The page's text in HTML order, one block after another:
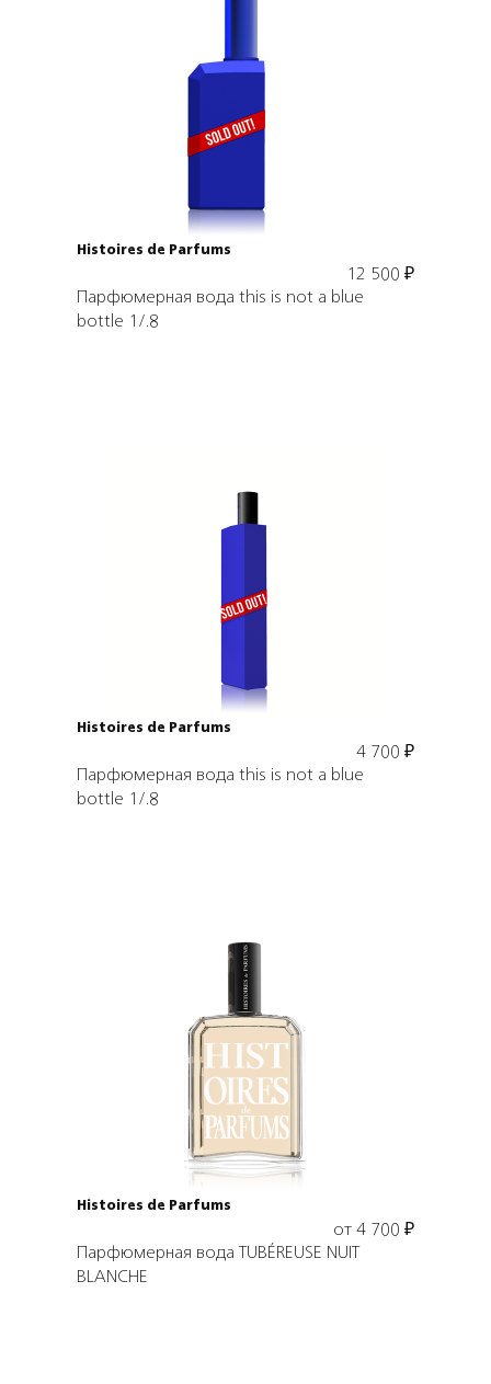
Подробнее
В корзину
Histoires de Parfums
12 500 ₽
Парфюмерная вода this is not a blue
bottle 1/.8
В корзину
Histoires de Parfums
4 700 ₽
Парфюмерная вода this is not a blue
bottle 1/.8
Выбрать объем
Histoires de Parfums
от 4 700 ₽
Парфюмерная вода TUBÉREUSE NUIT
BLANCHE